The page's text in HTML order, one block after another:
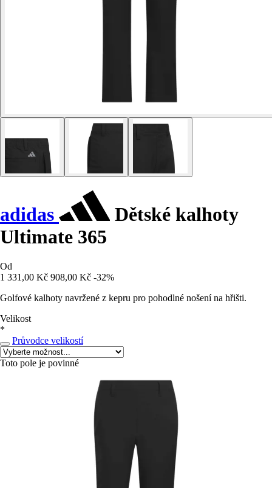
adidas
Dětské kalhoty
Ultimate 365
Od
1 331,00 Kč 908,00 Kč -32%
Golfové kalhoty navržené z kepru pro pohodlné nošení na hřišti.
Velikost
*
Průvodce velikostí
Toto pole je povinné